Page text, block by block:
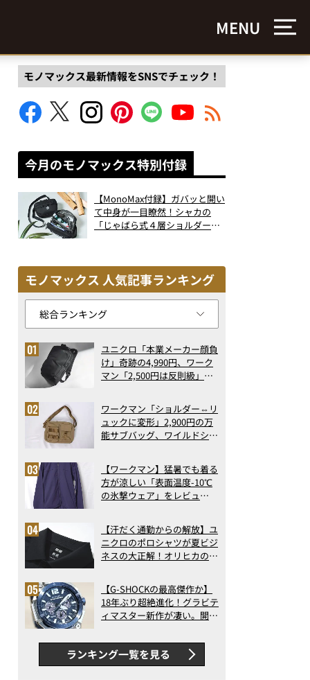
MENU
モノマックス最新情報をSNSでチェック！
今月のモノマックス特別付録
【MonoMax付録】ガバッと開い
て中身が一目瞭然！シャカの
「じゃばら式４層ショルダーバ
モノマックス 人気記事ランキング
ユニクロ「本業メーカー顔負
け」奇跡の4,990円、ワーク
マン「2,500円は反則級」凄
ト3】（2026年6月版）
ワークマン「ショルダー⇔リ
ュックに変形」2,900円の万
能サブバッグ、ワイルドシン
記事ランキングベスト3】
（2026年6月版）
【ワークマン】猛暑でも着る
方が涼しい「表面温度-10℃
の氷撃ウェア」をレビュ
【汗だく通勤からの解放】ユ
ニクロのポロシャツが夏ビジ
ネスの大正解！オリヒカの透
アの実力
【G-SHOCKの最高傑作か】
18年ぶり超絶進化！グラビテ
ィマスター新作が凄い。開発
新ムーブメントの衝撃
ランキング一覧を見る